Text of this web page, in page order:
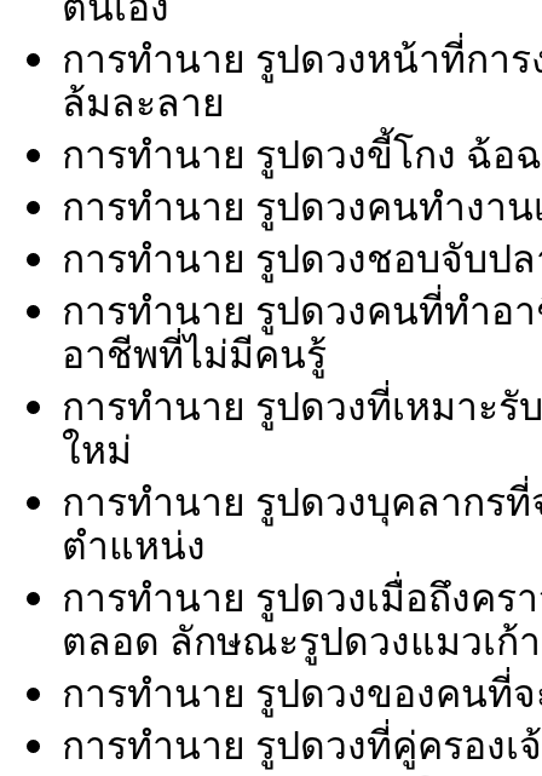
การทำนาย รูปดวงหน้าที่การ
ล้มละลาย
การทำนาย รูปดวงขี้โกง ฉ้อ
การทำนาย รูปดวงคนทำงา
การทำนาย รูปดวงชอบจับป
การทำนาย รูปดวงคนที่ทำอ
อาชีพที่ไม่มีคนรู้
การทำนาย รูปดวงที่เหมาะรั
ใหม่
การทำนาย รูปดวงบุคลากร
ตำแหน่ง
การทำนาย รูปดวงเมื่อถึงค
ตลอด ลักษณะรูปดวงแมวเก้
การทำนาย รูปดวงของคนที่
การทำนาย รูปดวงที่คู่ครอง